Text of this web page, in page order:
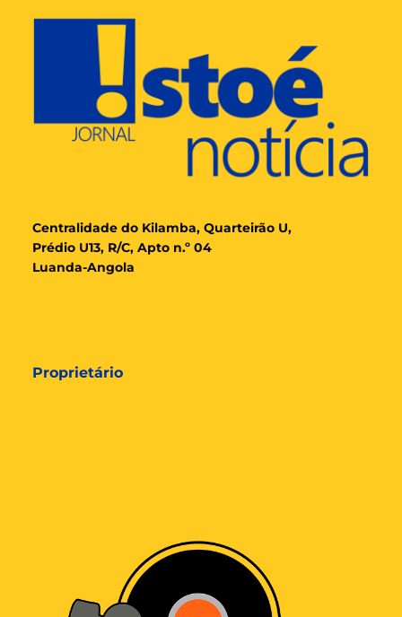
Centralidade do Kilamba, Quarteirão U,
Prédio U13, R/C, Apto n.º 04
Luanda-Angola
Proprietário